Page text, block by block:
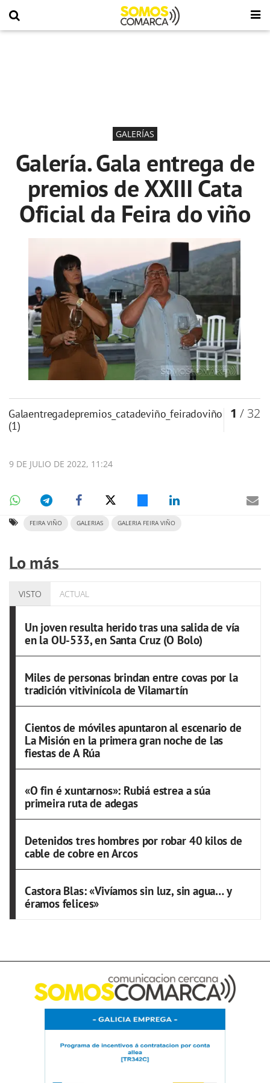
GALERÍAS
Galería. Gala entrega de
premios de XXIII Cata
Oficial da Feira do viño
galaentregadepremios_catadeviño_feiradoviño
(1)
1 / 32
9 DE JULIO DE 2022, 11:24
FEIRA VIÑO GALERIAS GALERIA FEIRA VIÑO
Lo más
VISTO ACTUAL
Un joven resulta herido tras una salida de vía
en la OU-533, en Santa Cruz (O Bolo)
Miles de personas brindan entre covas por la
tradición vitivinícola de Vilamartín
Cientos de móviles apuntaron al escenario de
La Misión en la primera gran noche de las
fiestas de A Rúa
«O fin é xuntarnos»: Rubiá estrea a súa
primeira ruta de adegas
Detenidos tres hombres por robar 40 kilos de
cable de cobre en Arcos
Castora Blas: «Vivíamos sin luz, sin agua… y
éramos felices»